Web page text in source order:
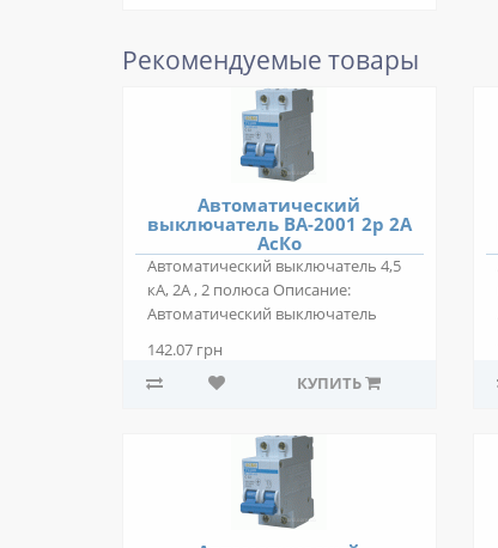
Рекомендуемые товары
Автоматический
выключатель ВА-2001 2р 2А
АсКо
Автоматический выключатель 4,5
кА, 2А , 2 полюса Описание:
Автоматический выключатель
142.07 грн
КУПИТЬ